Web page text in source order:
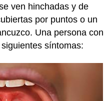
ven hinchadas y de
por puntos o un
Una persona con
síntomas: